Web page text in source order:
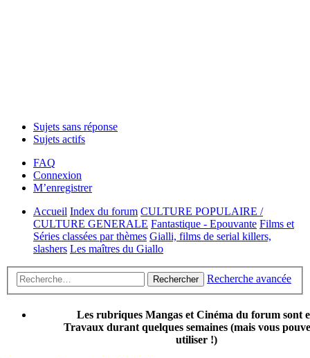
Sujets sans réponse
Sujets actifs
FAQ
Connexion
M’enregistrer
Accueil Index du forum CULTURE POPULAIRE /
CULTURE GENERALE Fantastique - Epouvante Films et
Séries classées par thèmes Gialli, films de serial killers,
slashers Les maîtres du Giallo
Rechercher Recherche avancée
Les rubriques Mangas et Cinéma du forum sont
Travaux durant quelques semaines (mais vous
utiliser !)